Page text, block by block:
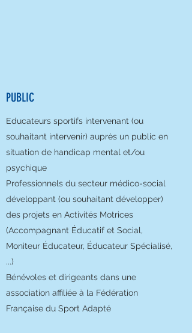
PUBLIC
Educateurs sportifs intervenant (ou
souhaitant intervenir) auprès un public en
situation de handicap mental et/ou
psychique
Professionnels du secteur médico-social
développant (ou souhaitant développer)
des projets en Activités Motrices
(Accompagnant Éducatif et Social,
Moniteur Éducateur, Éducateur Spécialisé,
...)
Bénévoles et dirigeants dans une
association affiliée à la Fédération
Française du Sport Adapté